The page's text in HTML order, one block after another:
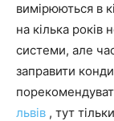
вимірюються в
на кілька років
системи, але
заправити
львів , тут